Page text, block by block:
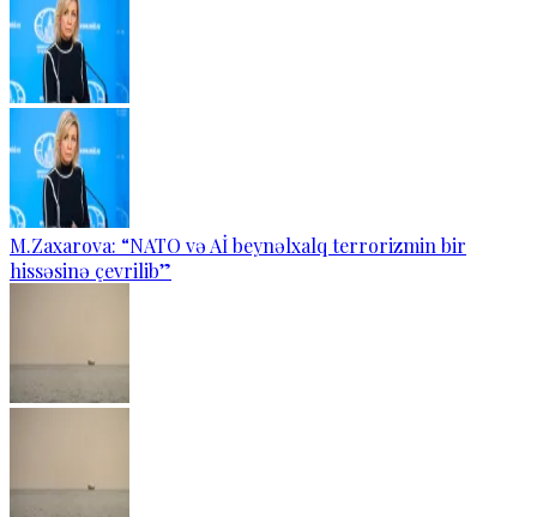
M.Zaxarova: “NATO və Aİ beynəlxalq terrorizmin bir
hissəsinə çevrilib”